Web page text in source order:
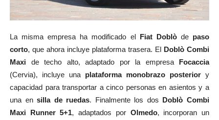
La misma empresa ha modificado elFiat Doblò de paso
corto, que ahora incluye plataforma trasera. El Doblò Combi
Maxi de techo alto, adaptado por la empresa Focaccia
(Cervia), incluye una plataforma monobrazo posterior y
capacidad para transportar a cinco personas en asientos y a
una ensilla de ruedas. Finalmente los dos Doblò Combi
Maxi Runner 5+1, adaptados por Olmedo, incorporan un